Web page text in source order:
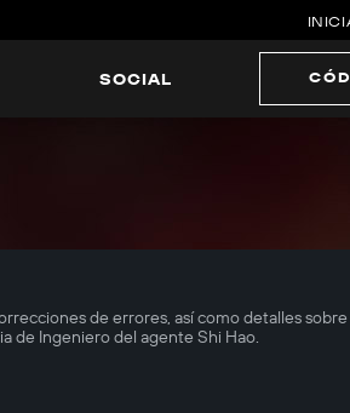
SOCIAL
de errores, así como detalles
de Ingeniero del agente Shi Hao.